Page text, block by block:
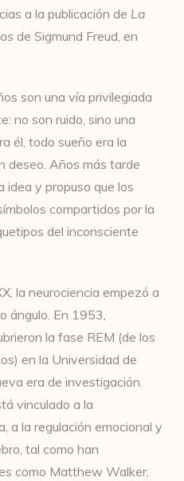
a la publicación de La
de Sigmund Freud, en
son una vía privilegiada
no son ruido, sino una
él, todo sueño era la
deseo. Años más tarde
idea y propuso que los
compartidos por la
del inconsciente
la neurociencia empezó a
ángulo. En 1953,
la fase REM (de los
en la Universidad de
era de investigación.
vinculado a la
a la regulación emocional y
tal como han
como Matthew Walker,